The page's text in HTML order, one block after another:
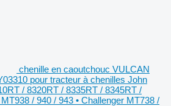
chenille en caoutchouc VULCAN
pour tracteur à chenilles John
/ 8320RT / 8335RT / 8345RT /
/ 940 / 943 • Challenger MT738 /